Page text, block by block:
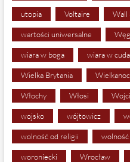
utopia Voltaire Wall
wartości uniwersalne
wiara w boga wiara w cuda
Wielka Brytania Wielkanoc
Włochy Włosi
wojsko wójtowicz
wolność od religii wolność
woroniecki Wrocław